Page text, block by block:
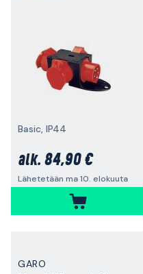
Basic, IP44
alk. 84,90 €
Lähetetään ma 10. elokuuta
GARO